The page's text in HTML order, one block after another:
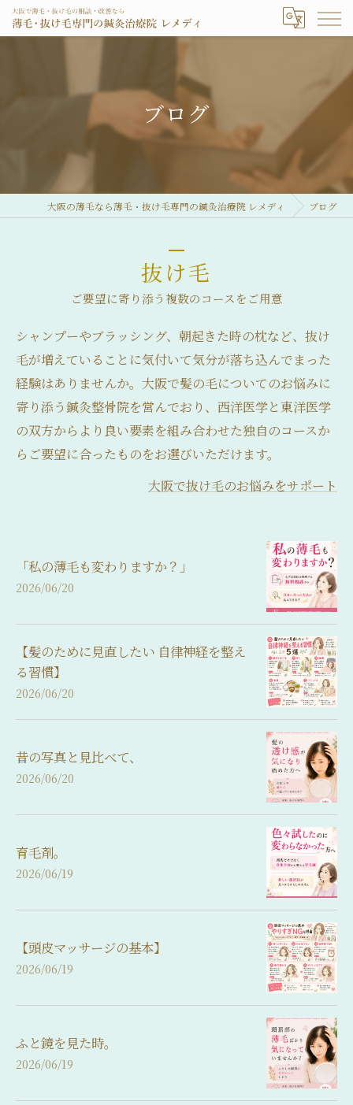
ブログ
大阪の薄毛なら薄毛・抜け毛専門の鍼灸治療院 レメディ ブログ
抜け毛
ご要望に寄り添う複数のコースをご用意
シャンプーやブラッシング、朝起きた時の枕など、抜け
毛が増えていることに気付いて気分が落ち込んでまった
経験はありませんか。大阪で髪の毛についてのお悩みに
寄り添う鍼灸整骨院を営んでおり、西洋医学と東洋医学
の双方からより良い要素を組み合わせた独自のコースか
らご要望に合ったものをお選びいただけます。
大阪で抜け毛のお悩みをサポート
「私の薄毛も変わりますか？」
2026/06/20
【髪のために見直したい 自律神経を整え
る習慣】
2026/06/20
昔の写真と見比べて、
2026/06/20
育毛剤。
2026/06/19
【頭皮マッサージの基本】
2026/06/19
ふと鏡を見た時。
2026/06/19